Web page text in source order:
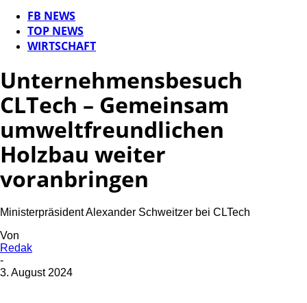
FB NEWS
TOP NEWS
WIRTSCHAFT
Unternehmensbesuch
CLTech – Gemeinsam
umweltfreundlichen
Holzbau weiter
voranbringen
Ministerpräsident Alexander Schweitzer bei CLTech
Von
Redak
-
3. August 2024